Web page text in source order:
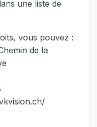
une liste de
vous pouvez :
de la